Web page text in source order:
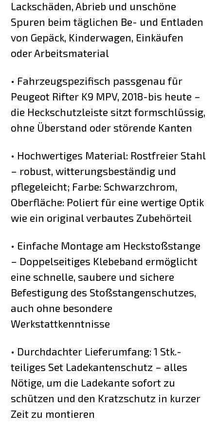
Lackschäden, Abrieb und unschöne
Spuren beim täglichen Be- und Entladen
von Gepäck, Kinderwagen, Einkäufen
oder Arbeitsmaterial
• Fahrzeugspezifisch passgenau für
Peugeot Rifter K9 MPV, 2018-bis heute –
die Heckschutzleiste sitzt formschlüssig,
ohne Überstand oder störende Kanten
• Hochwertiges Material: Rostfreier Stahl
– robust, witterungsbeständig und
pflegeleicht; Farbe: Schwarzchrom,
Oberfläche: Poliert für eine wertige Optik
wie ein original verbautes Zubehörteil
• Einfache Montage am Heckstoßstange
– Doppelseitiges Klebeband ermöglicht
eine schnelle, saubere und sichere
Befestigung des Stoßstangenschutzes,
auch ohne besondere
Werkstattkenntnisse
• Durchdachter Lieferumfang: 1 Stk.-
teiliges Set Ladekantenschutz – alles
Nötige, um die Ladekante sofort zu
schützen und den Kratzschutz in kurzer
Zeit zu montieren